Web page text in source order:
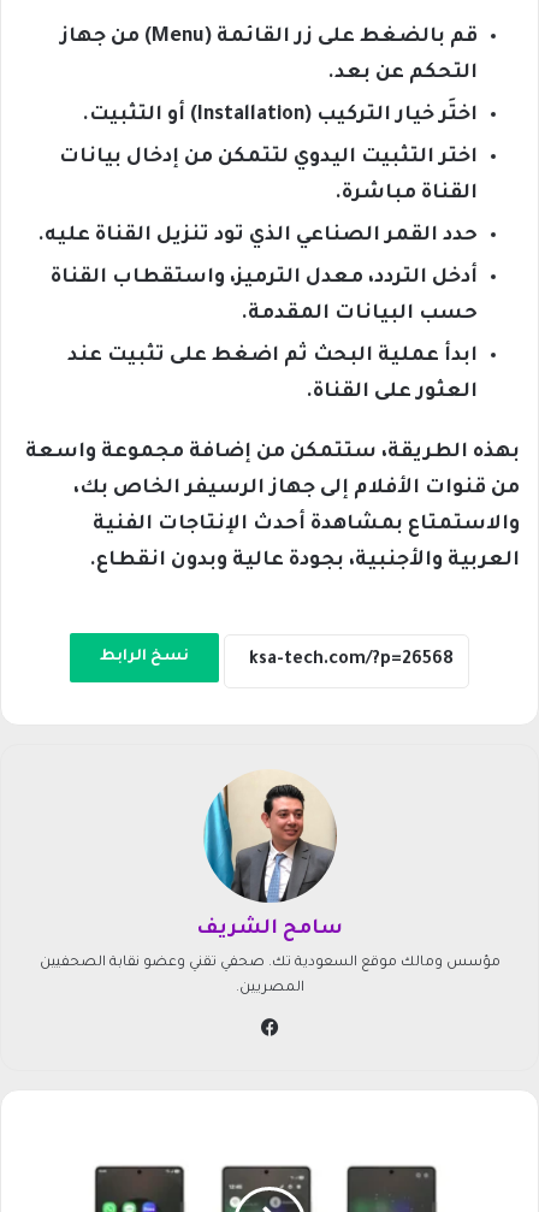
قم بالضغط على زر القائمة (Menu) من جهاز
التحكم عن بعد.
اختَر خيار التركيب (Installation) أو التثبيت.
اختر التثبيت اليدوي لتتمكن من إدخال بيانات
القناة مباشرة.
حدد القمر الصناعي الذي تود تنزيل القناة عليه.
أدخل التردد، معدل الترميز، واستقطاب القناة
حسب البيانات المقدمة.
ابدأ عملية البحث ثم اضغط على تثبيت عند
العثور على القناة.
بهذه الطريقة، ستتمكن من إضافة مجموعة واسعة
من قنوات الأفلام إلى جهاز الرسيفر الخاص بك،
والاستمتاع بمشاهدة أحدث الإنتاجات الفنية
العربية والأجنبية، بجودة عالية وبدون انقطاع.
نسخ الرابط
سامح الشريف
مؤسس ومالك موقع السعودية تك. صحفي تقني وعضو نقابة الصحفيين
المصريين.